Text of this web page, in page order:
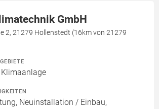
GmbH
2, 21279 Hollenstedt (16km von 21279
Neuinstallation / Einbau,